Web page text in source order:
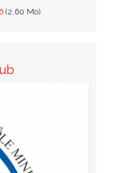
(2,60 Mo)